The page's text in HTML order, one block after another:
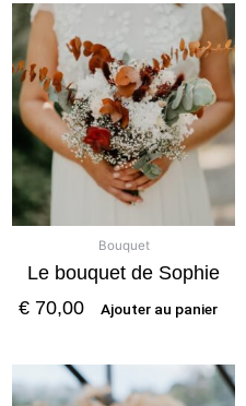
Bouquet
Le bouquet de Sophie
€ 70,00 Ajouter au panier